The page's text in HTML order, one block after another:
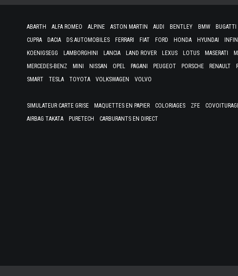
ABARTH ALFA ROMEO ALPINE ASTON MARTIN AUDI BENTLEY BMW BUGATTI
CUPRA
DACIA DS AUTOMOBILES FERRARI FIAT FORD HONDA HYUNDAI
KOENIGSEGG
LAMBORGHINI LANCIA LAND ROVER LEXUS LOTUS MASERATI
MERCEDES-BENZ
MINI NISSAN OPEL PAGANI PEUGEOT PORSCHE RENAULT
SMART
TESLA TOYOTA VOLKSWAGEN VOLVO
SIMULATEUR CARTE GRISE MAQUETTES EN PAPIER COLORIAGES ZFE
AIRBAG TAKATA
PURETECH CARBURANTS EN DIRECT